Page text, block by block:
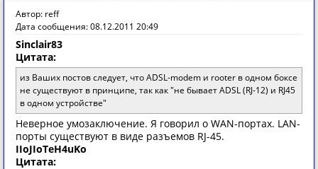
Автор: reff
Дата сообщения: 08.12.2011 20:49
Sinclair83
Цитата:
из Ваших постов следует, что ADSL-modem и rooter в одном боксе
не существуют в принципе, так как "не бывает ADSL (RJ-12) и RJ45
в одном устройстве"
Неверное умозаключение. Я говорил о WAN-портах. LAN-
порты существуют в виде разъемов RJ-45.
IIoJIoTeH4uKo
Цитата: